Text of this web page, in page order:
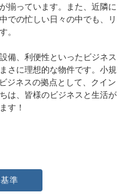
揃っています。また、近隣に
での忙しい日々の中でも、リ
。
備、利便性といったビジネス
さに理想的な物件です。小規
ジネスの拠点として、クイン
は、皆様のビジネスと生活が
す！
準